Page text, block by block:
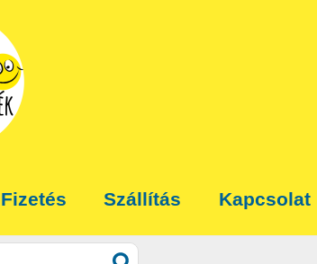
Fizetés Szállítás Kapcsolat